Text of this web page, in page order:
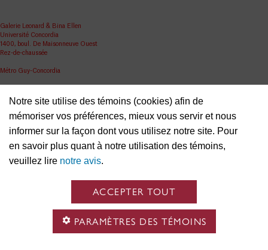
Notre site utilise des témoins (cookies) afin de
mémoriser vos préférences, mieux vous servir et nous
informer sur la façon dont vous utilisez notre site. Pour
en savoir plus quant à notre utilisation des témoins,
veuillez lire notre avis.
ACCEPTER TOUT
PARAMÈTRES DES TÉMOINS
Galerie Leonard & Bina Ellen
Université Concordia
1400, boul. De Maisonneuve Ouest
Rez-de-chaussée
Métro Guy-Concordia
Nous reconnaissons que l’Université Concordia est située en territoire autochtone non cédé et